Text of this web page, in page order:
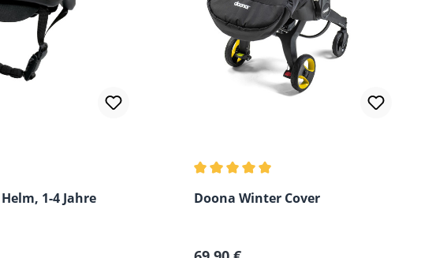
1-4 Jahre
Doona Winter Cover